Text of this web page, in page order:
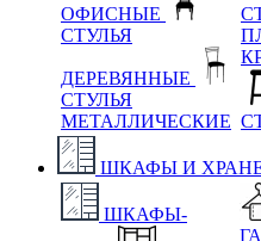
ОФИСНЫЕ
СТУЛЬЯ
ДЕРЕВЯННЫЕ
СТУЛЬЯ
МЕТАЛЛИЧЕСКИЕ
ШКАФЫ И
ШКАФЫ-